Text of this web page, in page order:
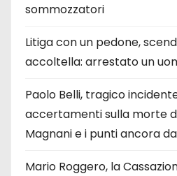
sommozzatori
Litiga con un pedone,
accoltella: arrestato un
Paolo Belli, tragico
accertamenti sulla morte
Magnani e i punti ancora
Mario Roggero, la